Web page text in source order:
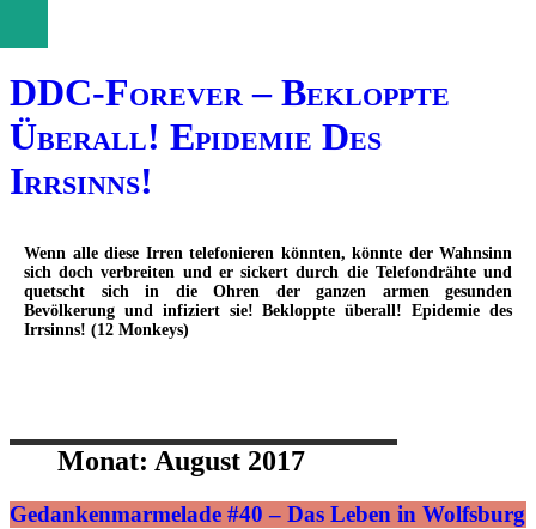
DDC-Forever – Bekloppte
Überall! Epidemie Des
Irrsinns!
Wenn alle diese Irren telefonieren könnten, könnte der Wahnsinn
sich doch verbreiten und er sickert durch die Telefondrähte und
quetscht sich in die Ohren der ganzen armen gesunden
Bevölkerung und infiziert sie! Bekloppte überall! Epidemie des
Irrsinns! (12 Monkeys)
springen
Monat: August 2017
Gedankenmarmelade #40 – Das Leben in Wolfsburg